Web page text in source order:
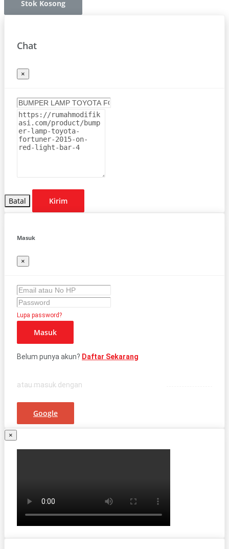
Stok Kosong
Chat
×
Batal Kirim
Masuk
×
Lupa password?
Masuk
Belum punya akun? Daftar Sekarang
atau masuk dengan
Google
×